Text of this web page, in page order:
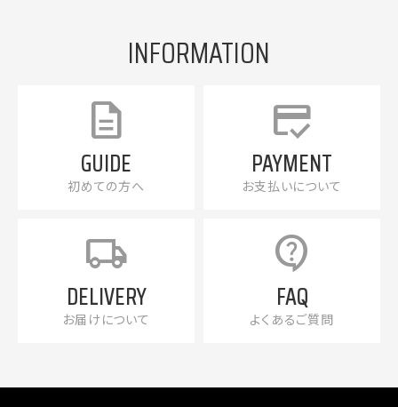
INFORMATION
description
GUIDE
初めての方へ
credit_score
PAYMENT
お支払いについて
local_shipping
DELIVERY
お届けについて
contact_support
FAQ
よくあるご質問